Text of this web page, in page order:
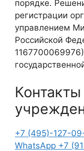
порядке.
регистрации
управлением
Российской
+7 (495)-127-
WhatsApp +7